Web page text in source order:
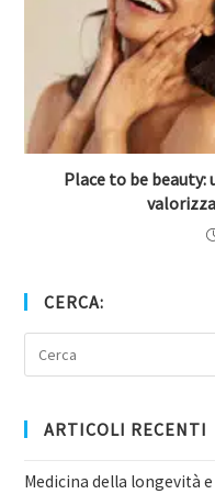
Place to be
CERCA:
ARTICOLI RECENTI
Medicina della longevità